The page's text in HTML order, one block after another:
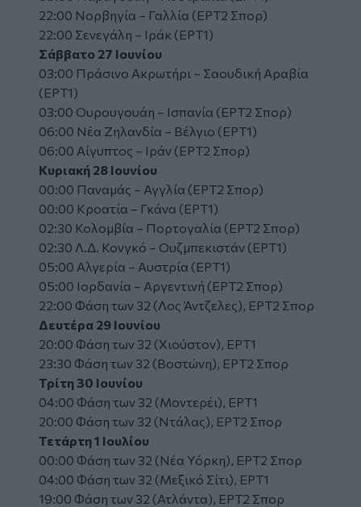
22:00 Νορβηγία – Γαλλία (ΕΡΤ2 Σπορ)
22:00 Σενεγάλη – Ιράκ (ΕΡΤ1)
Σάββατο 27 Ιουνίου
03:00 Πράσινο Ακρωτήρι – Σαουδική Αραβία
(ΕΡΤ1)
03:00 Ουρουγουάη – Ισπανία (ΕΡΤ2 Σπορ)
06:00 Νέα Ζηλανδία – Βέλγιο (ΕΡΤ1)
06:00 Αίγυπτος – Ιράν (ΕΡΤ2 Σπορ)
Κυριακή 28 Ιουνίου
00:00 Παναμάς – Αγγλία (ΕΡΤ2 Σπορ)
00:00 Κροατία – Γκάνα (ΕΡΤ1)
02:30 Κολομβία – Πορτογαλία (ΕΡΤ2 Σπορ)
02:30 Λ.Δ. Κονγκό – Ουζμπεκιστάν (ΕΡΤ1)
05:00 Αλγερία – Αυστρία (ΕΡΤ1)
05:00 Ιορδανία – Αργεντινή (ΕΡΤ2 Σπορ)
22:00 Φάση των 32 (Λος Άντζελες), ΕΡΤ2 Σπορ
Δευτέρα 29 Ιουνίου
20:00 Φάση των 32 (Χιούστον), ΕΡΤ1
23:30 Φάση των 32 (Βοστώνη), ΕΡΤ2 Σπορ
Τρίτη 30 Ιουνίου
04:00 Φάση των 32 (Μοντερέι), ΕΡΤ1
20:00 Φάση των 32 (Ντάλας), ΕΡΤ2 Σπορ
Τετάρτη 1 Ιουλίου
00:00 Φάση των 32 (Νέα Υόρκη), ΕΡΤ2 Σπορ
04:00 Φάση των 32 (Μεξικό Σίτι), ΕΡΤ1
19:00 Φάση των 32 (Ατλάντα), ΕΡΤ2 Σπορ